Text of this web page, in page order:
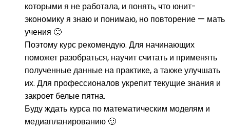
которыми я не работала, и понять, что юнит-
экономику я знаю и понимаю, но повторение — мать
учения 🙂
Поэтому курс рекомендую. Для начинающих
поможет разобраться, научит считать и применять
полученные данные на практике, а также улучшать
их. Для профессионалов укрепит текущие знания и
закроет белые пятна.
Буду ждать курса по математическим моделям и
медиапланированию 🙂